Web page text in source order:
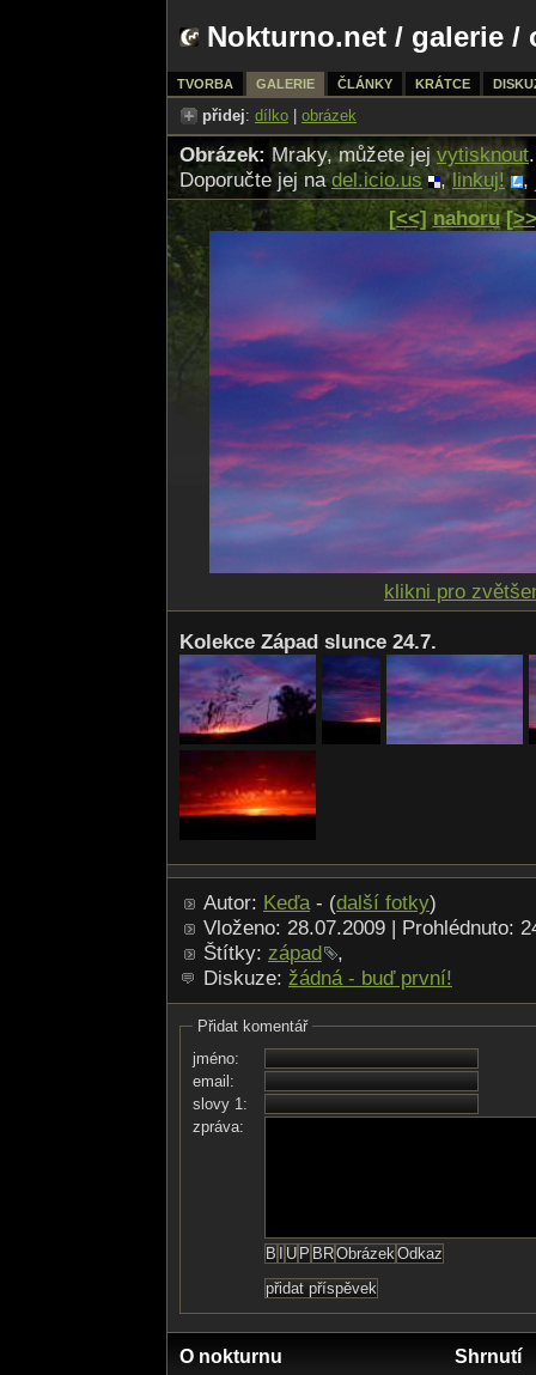
Nokturno.net / galerie /
TVORBA GALERIE ČLÁNKY KRÁTCE
přidej: dílko obrázek
Obrázek: Mraky, můžete jejvytisknout.
Doporučte jej nadel.icio.us ,linkuj! ,
[<<] nahoru
klikni pro
Kolekce Západ slunce 24.7.
Autor: Keďa- (další fotky)
Vloženo: 28.07.2009 | Prohlédnuto:
Štítky: západ
,
Diskuze: žádná - buď první!
Přidat komentář
jméno:
email:
slovy 1:
zpráva:
O nokturnu Shrnutí